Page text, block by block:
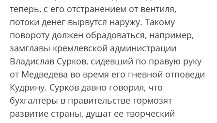
теперь, с его отстранением от вентиля,
потоки денег вырвутся наружу. Такому
повороту должен обрадоваться, например,
замглавы кремлевской администрации
Владислав Сурков, сидевший по правую руку
от Медведева во время его гневной отповеди
Кудрину. Сурков давно говорил, что
бухгалтеры в правительстве тормозят
развитие страны, душат ее творческий